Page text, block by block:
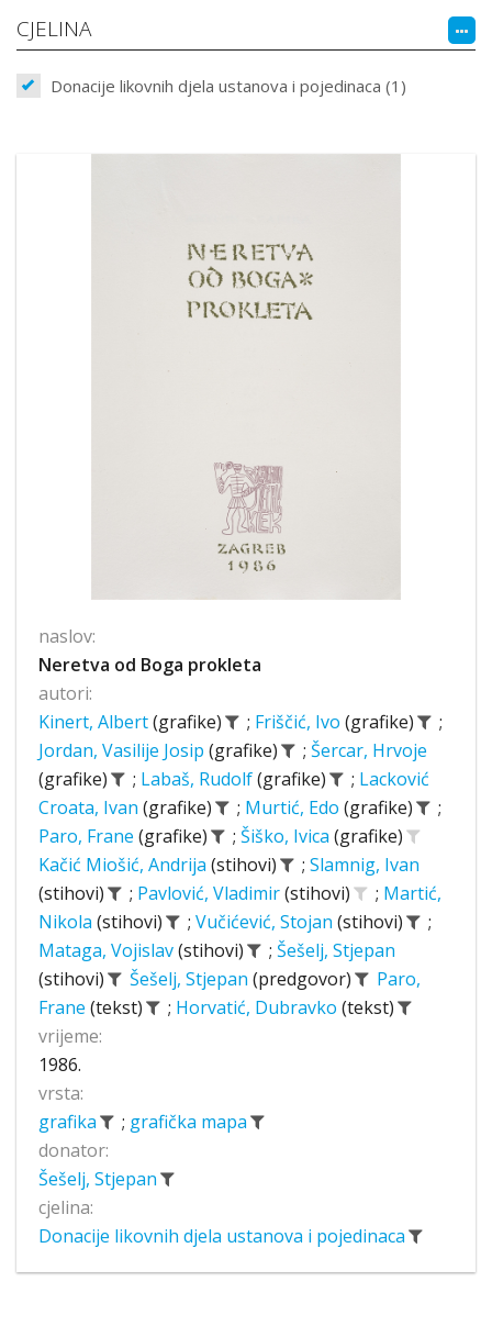
CJELINA
Donacije likovnih djela ustanova i pojedinaca (1)
naslov:
Neretva od Boga prokleta
autori:
Kinert, Albert(grafike) ; Friščić, Ivo (grafike)
;
Jordan, Vasilije Josip (grafike) ; Šercar, Hrvoje
(grafike)
; Labaš, Rudolf(grafike) ; Lacković
Croata, Ivan (grafike) ; Murtić, Edo (grafike)
;
Paro, Frane (grafike) ; Šiško, Ivica (grafike)
Kačić Miošić, Andrija (stihovi) ; Slamnig, Ivan
(stihovi)
; Pavlović, Vladimir(stihovi) ; Martić,
Nikola (stihovi) ; Vučićević, Stojan (stihovi)
;
Mataga, Vojislav(stihovi) ; Šešelj, Stjepan
(stihovi)
Šešelj, Stjepan (predgovor)
Paro,
Frane (tekst) ; Horvatić, Dubravko (tekst)
vrijeme:
1986.
vrsta:
grafika
; grafička mapa
donator:
Šešelj, Stjepan
cjelina:
Donacije likovnih djela ustanova i pojedinaca